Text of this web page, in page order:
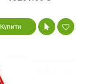
Купити